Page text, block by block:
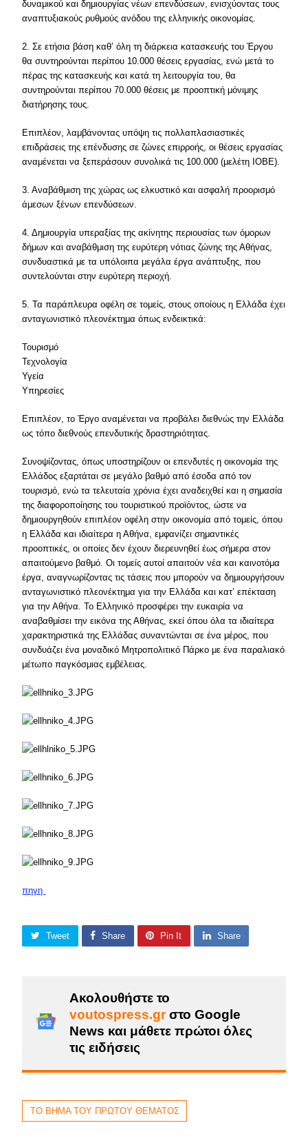
δυναμικού και δημιουργίας νέων επενδύσεων, ενισχύοντας τους
αναπτυξιακούς ρυθμούς ανόδου της ελληνικής οικονομίας.
2. Σε ετήσια βάση καθ’ όλη τη διάρκεια κατασκευής του Έργου
θα συντηρούνται περίπου 10.000 θέσεις εργασίας, ενώ μετά το
πέρας της κατασκευής και κατά τη λειτουργία του, θα
συντηρούνται περίπου 70.000 θέσεις με προοπτική μόνιμης
διατήρησης τους.
Επιπλέον, λαμβάνοντας υπόψη τις πολλαπλασιαστικές
επιδράσεις της επένδυσης σε ζώνες επιρροής, οι θέσεις εργασίας
αναμένεται να ξεπεράσουν συνολικά τις 100.000 (μελέτη ΙΟΒΕ).
3. Αναβάθμιση της χώρας ως ελκυστικό και ασφαλή προορισμό
άμεσων ξένων επενδύσεων.
4. Δημιουργία υπεραξίας της ακίνητης περιουσίας των όμορων
δήμων και αναβάθμιση της ευρύτερη νότιας ζώνης της Αθήνας,
συνδυαστικά με τα υπόλοιπα μεγάλα έργα ανάπτυξης, που
συντελούνται στην ευρύτερη περιοχή.
5. Τα παράπλευρα οφέλη σε τομείς, στους οποίους η Ελλάδα έχει
ανταγωνιστικό πλεονέκτημα όπως ενδεικτικά:
Τουρισμό
Τεχνολογία
Υγεία
Υπηρεσίες
Επιπλέον, το Έργο αναμένεται να προβάλει διεθνώς την Ελλάδα
ως τόπο διεθνούς επενδυτικής δραστηριότητας.
Συνοψίζοντας, όπως υποστηρίζουν οι επενδυτές η οικονομία της
Ελλάδος εξαρτάται σε μεγάλο βαθμό από έσοδα από τον
τουρισμό, ενώ τα τελευταία χρόνια έχει αναδειχθεί και η σημασία
της διαφοροποίησης του τουριστικού προϊόντος, ώστε να
δημιουργηθούν επιπλέον οφέλη στην οικονομία από τομείς, όπου
η Ελλάδα και ιδιαίτερα η Αθήνα, εμφανίζει σημαντικές
προοπτικές, οι οποίες δεν έχουν διερευνηθεί έως σήμερα στον
απαιτούμενο βαθμό. Οι τομείς αυτοί απαιτούν νέα και καινοτόμα
έργα, αναγνωρίζοντας τις τάσεις που μπορούν να δημιουργήσουν
ανταγωνιστικό πλεονέκτημα για την Ελλάδα και κατ’ επέκταση
για την Αθήνα. Το Ελληνικό προσφέρει την ευκαιρία να
αναβαθμίσει την εικόνα της Αθήνας, εκεί όπου όλα τα ιδιαίτερα
χαρακτηριστικά της Ελλάδας συναντώνται σε ένα μέρος, που
συνδυάζει ένα μοναδικό Μητροπολιτικό Πάρκο με ένα παραλιακό
μέτωπο παγκόσμιας εμβέλειας.
πηγη
Tweet Share Pin It Share
Ακολουθήστε το
voutospress.grστο Google
News και μάθετε πρώτοι όλες
τις ειδήσεις
ΤΟ ΒΗΜΑ ΤΟΥ ΠΡΩΤΟΥ ΘΕΜΑΤΟΣ